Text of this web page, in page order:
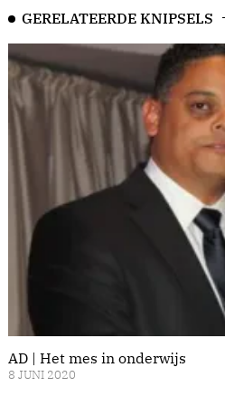
GERELATEERDE KNIPSELS
AD | Het mes in onderwijs
8 JUNI 2020